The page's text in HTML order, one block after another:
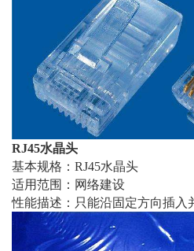
RJ45水晶头
基本规格：RJ45水晶头
适用范围：网络建设
性能描述：只能沿固定方向插入